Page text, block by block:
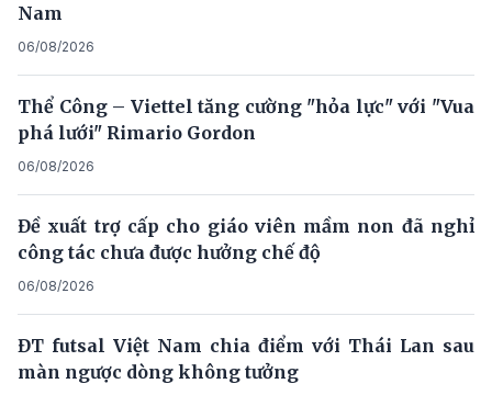
Nam
06/08/2026
Thể Công – Viettel tăng cường "hỏa lực" với "Vua
phá lưới" Rimario Gordon
06/08/2026
Đề xuất trợ cấp cho giáo viên mầm non đã nghỉ
công tác chưa được hưởng chế độ
06/08/2026
ĐT futsal Việt Nam chia điểm với Thái Lan sau
màn ngược dòng không tưởng